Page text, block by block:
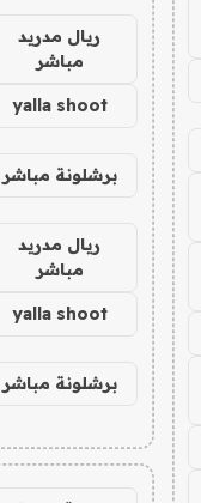
ريال مدريد
مباشر
yalla shoot
برشلونة مباشر
ريال مدريد
مباشر
yalla shoot
برشلونة مباشر